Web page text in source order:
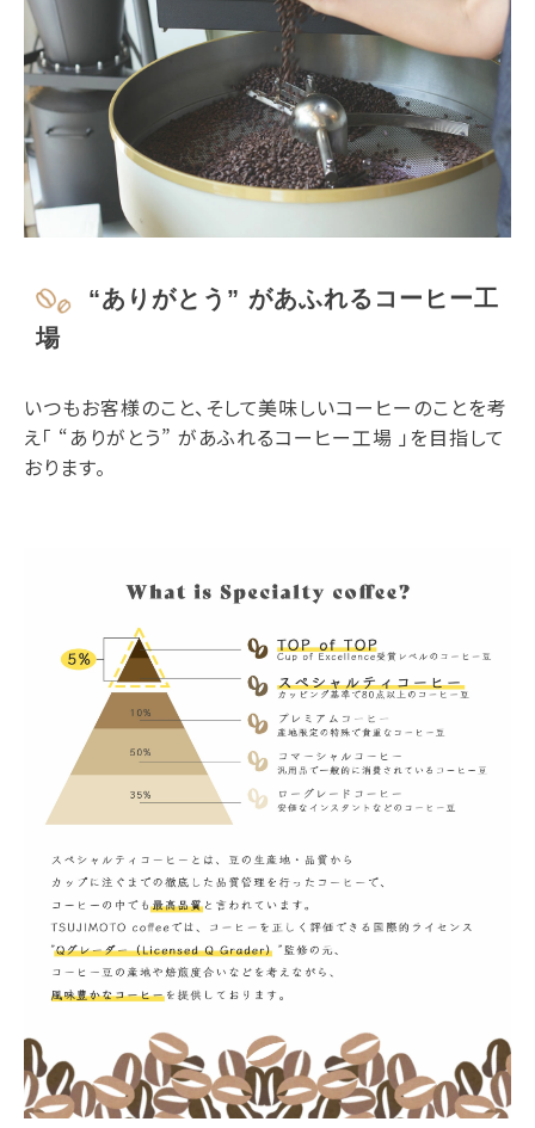
“ありがとう” があふれるコーヒー工
場
いつもお客様のこと、そして美味しいコーヒーのことを考
え「 “ありがとう” があふれるコーヒー工場 」を目指して
おります。